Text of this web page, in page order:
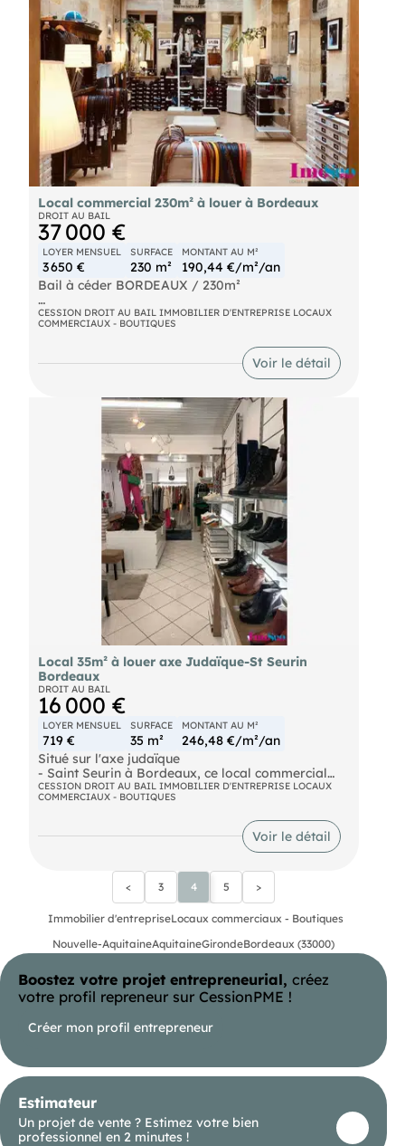
Local commercial 230m² à louer à Bordeaux
DROIT AU BAIL
37 000 €
LOYER MENSUEL
3 650 €
SURFACE
230 m²
MONTANT AU M²
190,44 €/m²/an
Bail à céder BORDEAUX / 230m²
itué sur un des grands cours de Bordeaux à
proximité du jardin public, local commercial à
louer d'une surface d'env. 230m². Offrant une très
belle visibilité avec un grand linéaire de vitrine,
cet emplacement est idéal pour toutes les activités
médical, show room ou encore atelier créatif.
DAB : 25.000,00€
CESSION DROIT AU BAIL IMMOBILIER D'ENTREPRISE LOCAUX
COMMERCIAUX - BOUTIQUES
Voir le détail
Local 35m² à louer axe Judaïque-St Seurin
Bordeaux
DROIT AU BAIL
16 000 €
LOYER MENSUEL
719 €
SURFACE
35 m²
MONTANT AU M²
246,48 €/m²/an
Situé sur l'axe judaïque
- Saint Seurin à Bordeaux, ce local commercial
d'une surface d'env. 35m² profitant d'un fort
passage piéton offre une très belle vitrine pour
toutes les activités de prêt à porter, services ou
CESSION DROIT AU BAIL IMMOBILIER D'ENTREPRISE LOCAUX
COMMERCIAUX - BOUTIQUES
Voir le détail
< 3 4 5 >
Immobilier d'entrepriseLocaux commerciaux - Boutiques
Nouvelle-AquitaineAquitaineGirondeBordeaux (33000)
Boostez votre projet entrepreneurial, créez
votre profil repreneur sur CessionPME !
Créer mon profil entrepreneur
Estimateur
Un projet de vente ? Estimez votre bien
professionnel en 2 minutes !